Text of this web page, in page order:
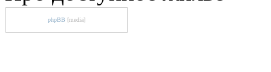
phpBB [media]